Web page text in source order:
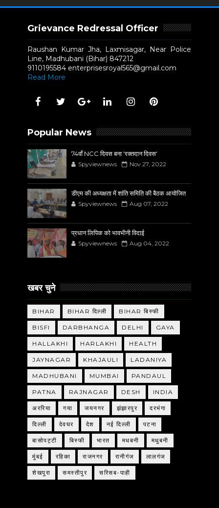
Grievance Redressal Officer
Raushan Kumar Jha, Laxmisagar, Near Police
Line, Madhubani (Bihar) 847212
9110195584 enterprisesroyal565@gmail.com
Read More
Popular News
74वाँ NCC दिवस बना 'रक्तदान दिवस'
Spyviewnews Nov 27, 2022
डीएम की अध्यक्षता में शांति समिति की बैठक आयोजित
Spyviewnews Aug 07, 2022
प्रधान लिपिक को भावभीनी विदाई
Spyviewnews Aug 04, 2022
खबर चुने
BIHAR BIHAR दिल्ली BIHAR बिस्फी
BISFI DARBHANGA DELHI GAYA
HALLAKHI HARLAKHI HEALTH
JAYNAGAR KHAJAULI LADANIYA
MADHUBANI MUMBAI PANDAUL
PATNA RAJNAGAR DESH INDIA
अररिया गया जयनगर झंझारपुर दरभंगा
दिल्ली देवघर देश नई दिल्ली पटना
बासोपट्टी बिस्फी भारत मधबनी मधुबनी
मुंबई रहिका राजनगर रानीगंज लालगंज
शेखपुरा समस्तीपुर सरिसब-पाही